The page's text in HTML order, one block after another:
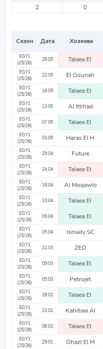
2
0
Сезон Дата Хозяева
EGY1
(25/26)
28.05 Talaea El
EGY1
(25/26)
22.05 El Gounah
EGY1
(25/26)
18.05 Talaea El
EGY1
(25/26)
13.05 Al Ittihad
EGY1
(25/26)
07.05 Talaea El
EGY1
(25/26)
03.05 Haras El H
EGY1
(25/26)
29.04 Future
EGY1
(25/26)
24.04 Talaea El
EGY1
(25/26)
18.04 Al Moqawlo
EGY1
(25/26)
13.04 Talaea El
EGY1
(25/26)
09.04 Talaea El
EGY1
(25/26)
05.04 Ismaily SC
EGY1
(25/26)
22.03 ZED
EGY1
(25/26)
09.03 Talaea El
EGY1
(25/26)
05.03 Petrojet
EGY1
(25/26)
28.02 Talaea El
EGY1
(25/26)
23.02 Kahrbaa Al
EGY1
(25/26)
06.02 Talaea El
EGY1
(25/26)
29.01 Ghazl El M